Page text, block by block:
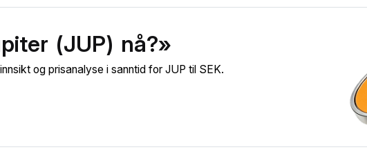
(JUP) nå?»
og prisanalyse i sanntid for JUP til SEK.